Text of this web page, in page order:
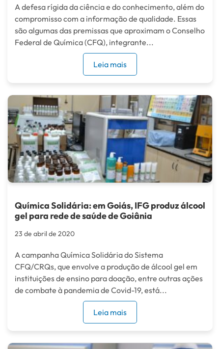
A defesa rígida da ciência e do conhecimento, além do
compromisso com a informação de qualidade. Essas
são algumas das premissas que aproximam o Conselho
Federal de Química (CFQ), integrante...
Leia mais
Química Solidária: em Goiás, IFG produz álcool
gel para rede de saúde de Goiânia
23 de abril de 2020
A campanha Química Solidária do Sistema
CFQ/CRQs, que envolve a produção de álcool gel em
instituições de ensino para doação, entre outras ações
de combate à pandemia de Covid-19, está...
Leia mais